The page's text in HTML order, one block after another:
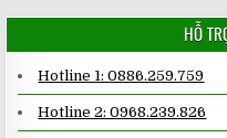
HỖ
Hotline 1: 0886.259.759
Hotline 2: 0968.239.826